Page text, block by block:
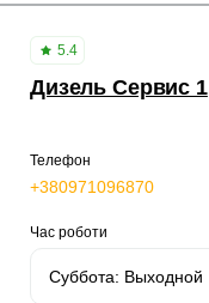
5.4
Дизель Сервис 1
Телефон
+380971096870
Час роботи